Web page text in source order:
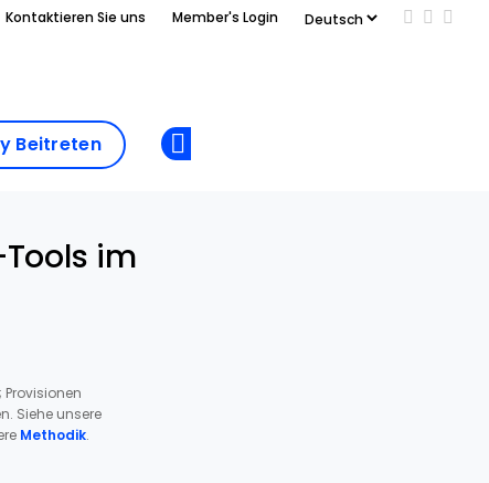
Kontaktieren Sie uns Member's Login Add us
Follow
Beitreten
im
Siehe unsere
Methodik.